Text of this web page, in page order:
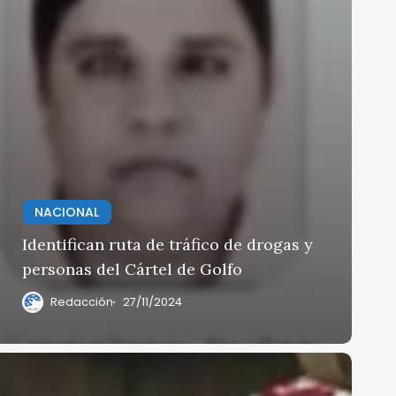
NACIONAL
Identifican ruta de tráfico de drogas y
personas del Cártel de Golfo
Redacción 27/11/2024